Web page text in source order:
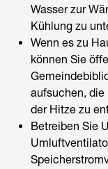
Wasser zur
Kühlung zu
Wenn es zu
können Sie
aufsuchen,
der Hitze zu
Betreiben Sie